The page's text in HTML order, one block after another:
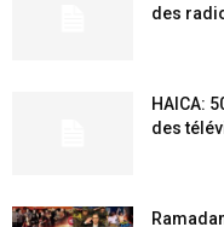
des
HAICA:
des